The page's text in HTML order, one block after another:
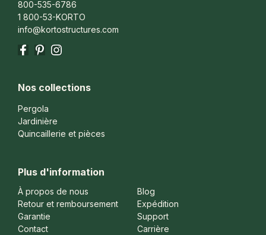
800-535-6786
1 800-53-KORTO
info@kortostructures.com
Facebook
Pinterest
Instagram
Nos collections
Pergola
Jardinière
Quincaillerie et pièces
Plus d'information
À propos de nous
Blog
Retour et remboursement
Expédition
Garantie
Support
Contact
Carrière